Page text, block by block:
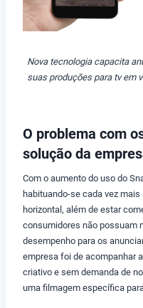
Nova tecnologia capacita
suas produções para tv em
O problema com
solução da
Com o aumento do uso do
habituando-se cada vez
horizontal, além de estar
consumidores não possuam
desempenho para os
empresa foi de acompanhar
criativo e sem demanda de
uma filmagem específica